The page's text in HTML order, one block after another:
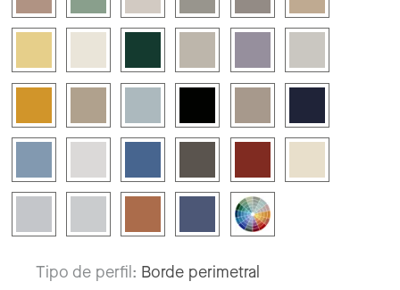
Tipo de perfil: Borde perimetral